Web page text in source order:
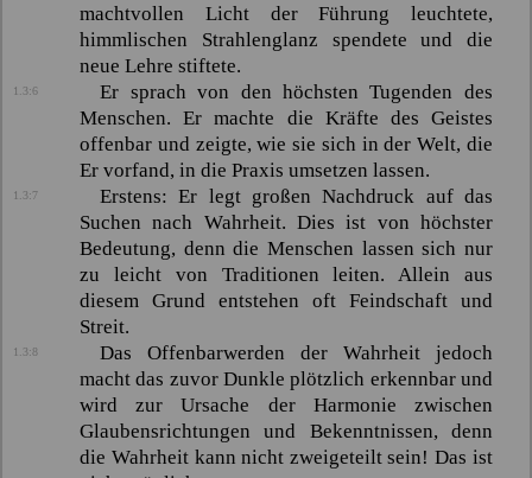
machtvollen Licht der Führung leuchtete,
himmlischen Strahlenglanz spendete und die
neue Lehre stiftete.
1.3:6
Er sprach von den höchsten Tugenden des
Menschen. Er machte die Kräfte des Geistes
offenbar und zeigte, wie sie sich in der Welt, die
Er vorfand, in die Praxis umsetzen lassen.
1.3:7
Erstens: Er legt großen Nachdruck auf das
Suchen nach Wahrheit. Dies ist von höchster
Bedeutung, denn die Menschen lassen sich nur
zu leicht von Traditionen leiten. Allein aus
diesem Grund entstehen oft Feindschaft und
Streit.
1.3:8
Das Offenbarwerden der Wahrheit jedoch
macht das zuvor Dunkle plötzlich erkennbar und
wird zur Ursache der Harmonie zwischen
Glaubensrichtungen und Bekenntnissen, denn
die Wahrheit kann nicht zweigeteilt sein! Das ist